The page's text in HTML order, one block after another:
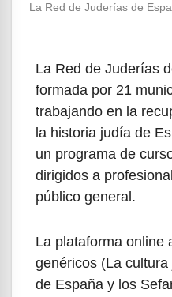
La Red de Juderías de
La Red de Juderías
formada por 21
trabajando en la
la historia judía de
un programa de
dirigidos a
público general.
La plataforma online
genéricos (La
de España y los